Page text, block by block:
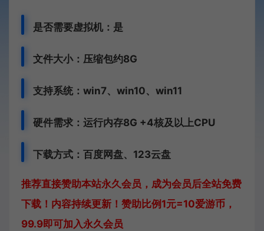
是否需要虚拟机：是
文件大小：压缩包约8G
支持系统：win7、win10、win11
硬件需求：运行内存8G +4核及以上CPU
下载方式： 百度网盘、 123云盘
推荐直接赞助本站永久会员，成为会员后全站免费
下载！内容持续更新！赞助比例1元=10爱游币，
99.9即可加入永久会员